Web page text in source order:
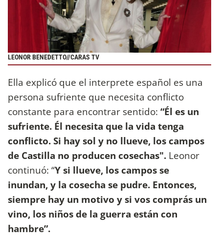
LEONOR BENEDETTO//CARAS TV
Ella explicó que el interprete español es una
persona sufriente que necesita conflicto
constante para encontrar sentido: “Él es un
sufriente. Él necesita que la vida tenga
conflicto. Si hay sol y no llueve, los campos
de Castilla no producen cosechas". Leonor
continuó: “Y si llueve, los campos se
inundan, y la cosecha se pudre. Entonces,
siempre hay un motivo y si vos comprás un
vino, los niños de la guerra están con
hambre”.